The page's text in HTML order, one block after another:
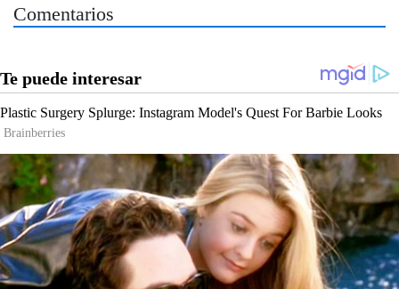
Comentarios